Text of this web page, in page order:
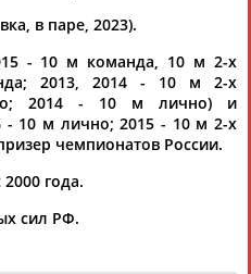
Камиль
АБДУЛАЗИЗОВ
Загалав
АБДУЛБЕКОВ
АБДУЛКАГИРОВ
в паре, 2023).
- 10 м команда, 10 м 2-х
2013, 2014 - 10 м 2-х
2014 - 10 м лично) и
- 10 м лично; 2015 - 10 м 2-х
чемпионатов России.
года.
сил РФ.